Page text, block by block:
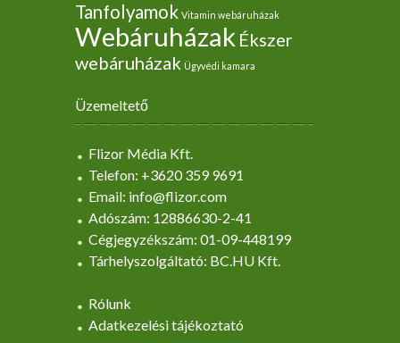
Tanfolyamok Vitamin webáruházak
Webáruházak Ékszer
webáruházak Ügyvédi kamara
Üzemeltető
Flizor Média Kft.
Telefon: +3620 359 9691
Email: info@flizor.com
Adószám: 12886630-2-41
Cégjegyzékszám: 01-09-448199
Tárhelyszolgáltató: BC.HU Kft.
Rólunk
Adatkezelési tájékoztató